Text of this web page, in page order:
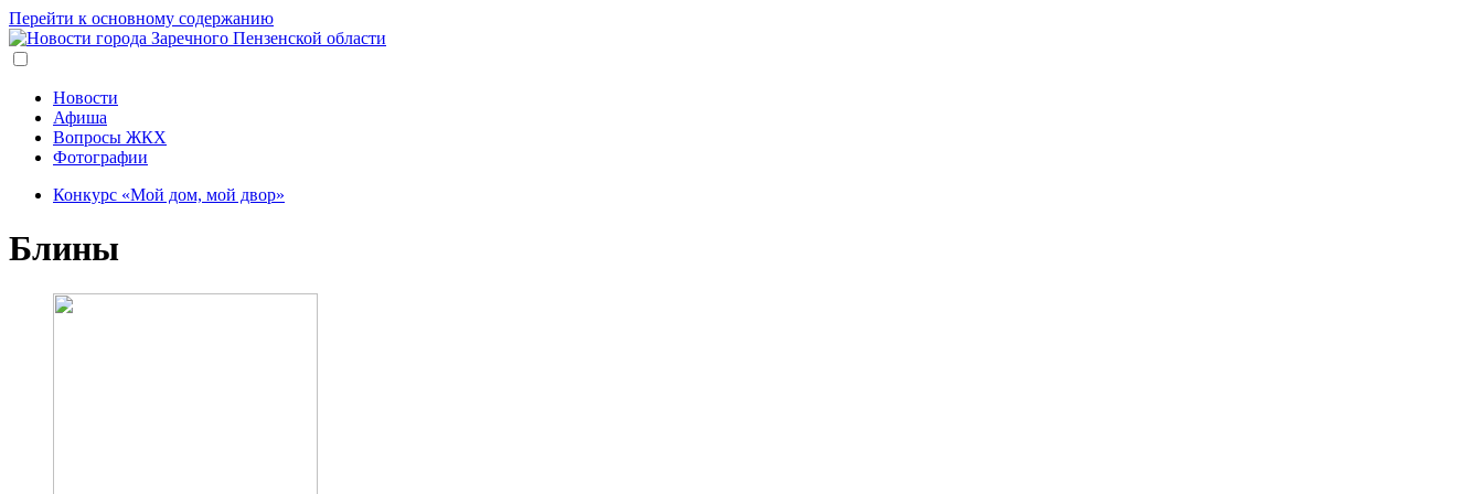
Перейти к основному содержанию
Новости
Афиша
Вопросы ЖКХ
Фотографии
Конкурс «Мой дом, мой двор»
Блины